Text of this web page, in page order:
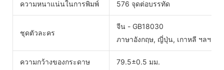
ความหนาแน่นในการพิมพ์ 576 จุดต่อบรรทัด
ชุดตัวละคร
จีน - GB18030
ภาษาอังกฤษ, ญี่ปุ่น, เกาหลี ฯลฯ ที่
ความกว้างของกระดาษ 79.5±0.5 มม.